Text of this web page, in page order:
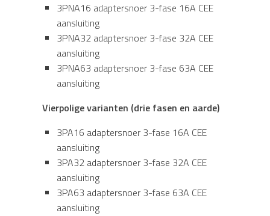
3PNA16 adaptersnoer 3-fase 16A CEE
aansluiting
3PNA32 adaptersnoer 3-fase 32A CEE
aansluiting
3PNA63 adaptersnoer 3-fase 63A CEE
aansluiting
Vierpolige varianten (drie fasen en aarde)
3PA16 adaptersnoer 3-fase 16A CEE
aansluiting
3PA32 adaptersnoer 3-fase 32A CEE
aansluiting
3PA63 adaptersnoer 3-fase 63A CEE
aansluiting